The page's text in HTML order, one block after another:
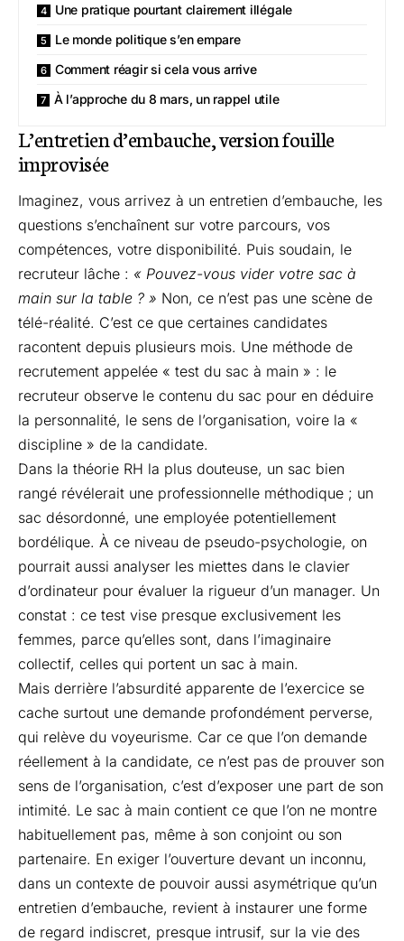
Une pratique pourtant clairement illégale
Le monde politique s’en empare
Comment réagir si cela vous arrive
À l’approche du 8 mars, un rappel utile
L’entretien d’embauche, version fouille
improvisée
Imaginez, vous arrivez à un entretien d’embauche, les
questions s’enchaînent sur votre parcours, vos
compétences, votre disponibilité. Puis soudain, le
recruteur lâche : « Pouvez-vous vider votre sac à
main sur la table ? » Non, ce n’est pas une scène de
télé-réalité. C’est ce que certaines candidates
racontent depuis plusieurs mois. Une méthode de
recrutement appelée « test du sac à main » : le
recruteur observe le contenu du sac pour en déduire
la personnalité, le sens de l’organisation, voire la «
discipline » de la candidate.
Dans la théorie RH la plus douteuse, un sac bien
rangé révélerait une professionnelle méthodique ; un
sac désordonné, une employée potentiellement
bordélique. À ce niveau de pseudo-psychologie, on
pourrait aussi analyser les miettes dans le clavier
d’ordinateur pour évaluer la rigueur d’un manager. Un
constat : ce test vise presque exclusivement les
femmes, parce qu’elles sont, dans l’imaginaire
collectif, celles qui portent un sac à main.
Mais derrière l’absurdité apparente de l’exercice se
cache surtout une demande profondément perverse,
qui relève du voyeurisme. Car ce que l’on demande
réellement à la candidate, ce n’est pas de prouver son
sens de l’organisation, c’est d’exposer une part de son
intimité. Le sac à main contient ce que l’on ne montre
habituellement pas, même à son conjoint ou son
partenaire. En exiger l’ouverture devant un inconnu,
dans un contexte de pouvoir aussi asymétrique qu’un
entretien d’embauche, revient à instaurer une forme
de regard indiscret, presque intrusif, sur la vie des